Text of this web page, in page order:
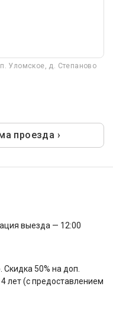
Уломское, д. Степаново
проезда ›
выезда — 12:00
Скидка 50% на доп.
лет (с предоставлением